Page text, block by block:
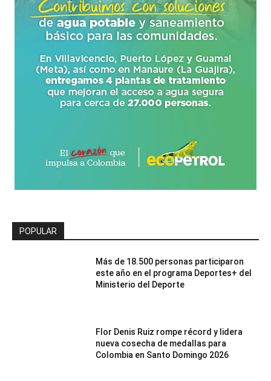
POPULAR
Más de 18.500 personas participaron
este año en el programa Deportes+ del
Ministerio del Deporte
Flor Denis Ruiz rompe récord y lidera
nueva cosecha de medallas para
Colombia en Santo Domingo 2026